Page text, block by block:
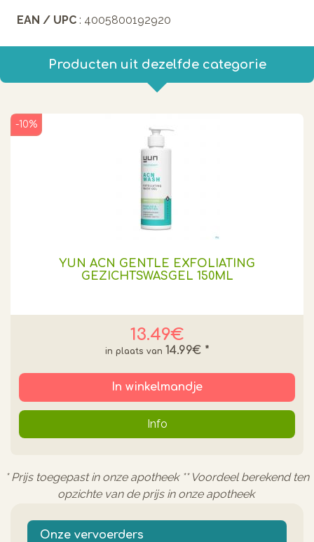
EAN / UPC : 4005800192920
Producten uit dezelfde categorie
YUN ACN GENTLE EXFOLIATING
GEZICHTSWASGEL 150ML
13.49€
-10%
14.99€ *
In winkelmandje
Info
* Prijs toegepast in onze apotheek ** Voordeel berekend ten
opzichte van de prijs in onze apotheek
Onze vervoerders